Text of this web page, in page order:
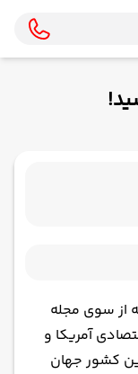
مردان در قطر
از سوی مجله
آمریکا و
کشور جهان